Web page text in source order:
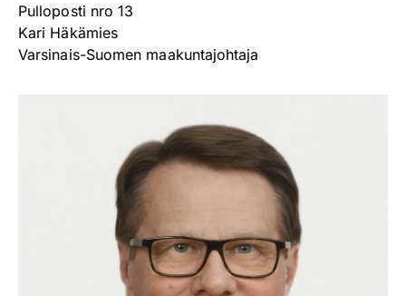
Pulloposti nro 13
Kari Häkämies
Varsinais-Suomen maakuntajohtaja